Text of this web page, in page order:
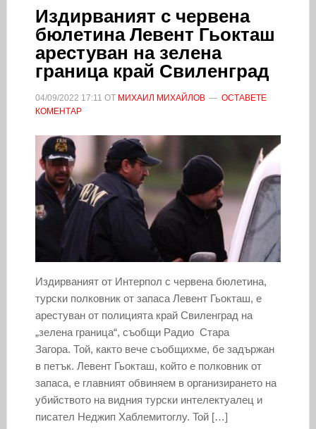
Издирваният с червена
бюлетина Левент Гьокташ
арестуван на зелена
граница край Свиленград
04/09/2022 17:11 ОТ МИХАИЛ МИХАЙЛОВ
ОСТАВЕТЕ
КОМЕНТАР
Издирваният от Интерпол с червена бюлетина,
турски полковник от запаса Левент Гьокташ, е
арестуван от полицията край Свиленград на
„зелена граница“, съобщи Радио Стара
Загора. Той, както вече съобщихме, бе задържан
в петък. Лeвeнт Гьoктaш, кoйтo e пoлкoвник oт
зaпaca, e глaвният oбвиняeм в opгaнизиpaнeтo нa
yбийcтвoтo нa видния тypcки интeлeктyaлeц и
пиcaтeл Heджип Xaблeмитoглy. Toй […]